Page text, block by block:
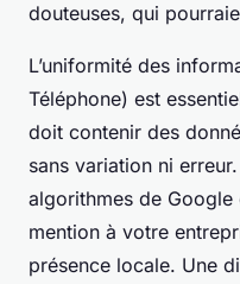
douteuses, qui
L’uniformité des
Téléphone) est
doit contenir des
sans variation ni
algorithmes de
mention à votre
présence locale. Une